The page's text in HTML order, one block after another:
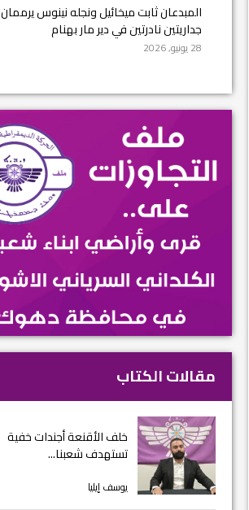
المبدعان ثابت ميخائيل ونجله نينوس يرممان
جداريتين نادرتين في دير مار بهنام
28 يونيو, 2026
مقالات الكتاب
خلف الأقنعة أجندات خفية
تستهدف شعبنا...
يوسف إيليا